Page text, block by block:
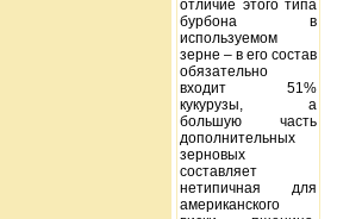
отличие этого типа
бурбона в
используемом
зерне – в его состав
обязательно
входит 51%
кукурузы, а
большую часть
дополнительных
зерновых
составляет
нетипичная для
американского